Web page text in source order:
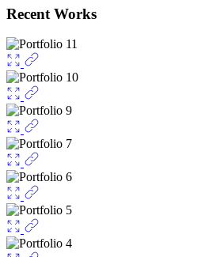
Recent Works